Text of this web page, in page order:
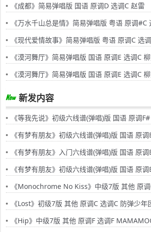
《成都》简易弹唱版 国语 原调D 选调C 赵雷
《万水千山总是情》简易弹唱版 粤语 原调#C
《现代爱情故事》简易弹唱版 粤语 原调C 选
《漠河舞厅》简易弹唱版 国语 原调E 选调C
《漠河舞厅》简易弹唱版 国语 原调E 选调C
新发内容
《等我先说》初级六线谱(弹唱)版 国语 原调
《有梦有朋友》初级六线谱(弹唱)版 国语 原
《有梦有朋友》入门六线谱(弹唱)版 国语 原
《有梦有朋友》初级六线谱(弹唱)版 国语 原
《Monochrome No Kiss》中级7版 其他 原
《Lost》初级7版 其他 原调C 选调C 防弹少年
《Hip》中级7版 其他 原调F 选调F